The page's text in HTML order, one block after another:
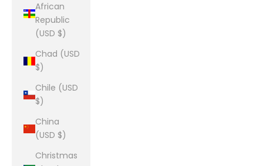
African
Republic
(USD $)
Chad (USD
$)
Chile (USD
$)
China
(USD $)
Christmas